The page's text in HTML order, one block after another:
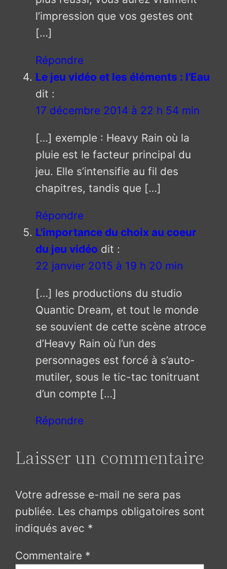
l’impression que vos gestes ont
[…]
Répondre
Le jeu vidéo et les éléments : l'Eau
dit :
17 décembre 2014 à 22 h 54 min
[…] exemple : Heavy Rain où la
pluie est le facteur principal du
jeu. Elle s’intensifie au fil des
chapitres, tandis que […]
Répondre
L'importance du choix au coeur
du jeu vidéo dit :
22 janvier 2015 à 19 h 20 min
[…] les productions du studio
Quantic Dream, et tout le monde
se souvient de cette scène atroce
d’Heavy Rain où l’un des
personnages est forcé à s’auto-
mutiler, sous le tic-tac tonitruant
d’un compte […]
Répondre
Laisser un commentaire
Votre adresse e-mail ne sera pas
publiée. Les champs obligatoires sont
indiqués avec *
Commentaire *